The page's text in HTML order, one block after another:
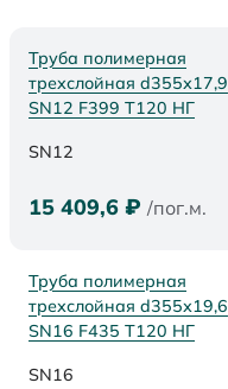
Труба полимерная
трехслойная d355х17,9
SN12 F399 Т120 НГ
SN12
15 409,6 ₽ /пог.м.
Труба полимерная
трехслойная d355х19,6
SN16 F435 Т120 НГ
SN16